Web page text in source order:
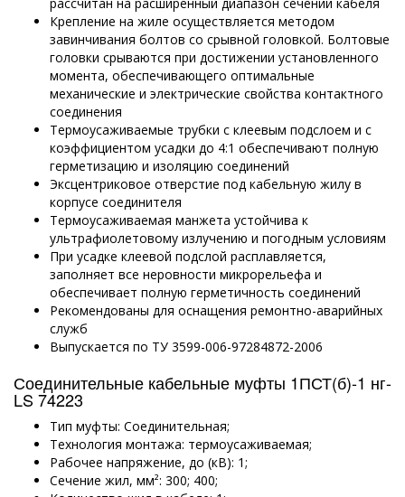
Крепление на жиле осуществляется методом
завинчивания болтов со срывной головкой. Болтовые
головки срываются при достижении установленного
момента, обеспечивающего оптимальные
механические и электрические свойства контактного
соединения
Термоусаживаемые трубки с клеевым подслоем и с
коэффициентом усадки до 4:1 обеспечивают полную
герметизацию и изоляцию соединений
Эксцентриковое отверстие под кабельную жилу в
корпусе соединителя
Термоусаживаемая манжета устойчива к
ультрафиолетовому излучению и погодным условиям
При усадке клеевой подслой расплавляется,
заполняет все неровности микрорельефа и
обеспечивает полную герметичность соединений
Рекомендованы для оснащения ремонтно-аварийных
служб
Выпускается по ТУ 3599-006-97284872-2006
Соединительные кабельные муфты 1ПСТ(б)-1 нг-
LS 74223
Тип муфты: Соединительная;
Технология монтажа: термоусаживаемая;
Рабочее напряжение, до (кВ): 1;
Сечение жил, мм²: 300; 400;